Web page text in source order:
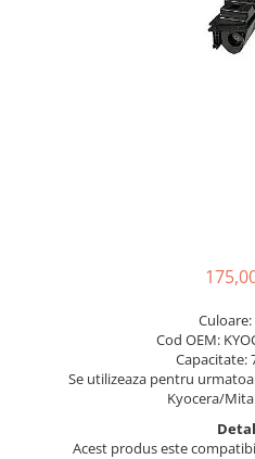
Culoare:
Cod OEM:
Capacitate:
Se utilizeaza pentru
Kyocera/Mita
Acest produs este